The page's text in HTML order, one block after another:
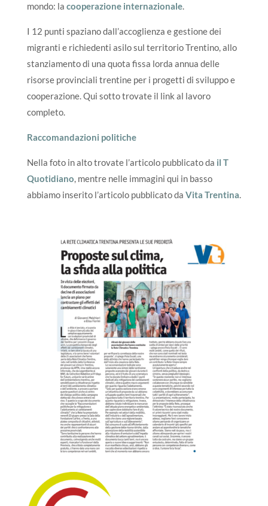
mondo: la cooperazione internazionale.
I 12 punti spaziano dall’accoglienza e gestione dei
migranti e richiedenti asilo sul territorio Trentino, allo
stanziamento di una quota fissa lorda annua delle
risorse provinciali trentine per i progetti di sviluppo e
cooperazione. Qui sotto trovate il link al lavoro
completo.
Raccomandazioni politiche
Nella foto in alto trovate l’articolo pubblicato da il T
Quotidiano, mentre nelle immagini qui in basso
abbiamo inserito l’articolo pubblicato da Vita Trentina.